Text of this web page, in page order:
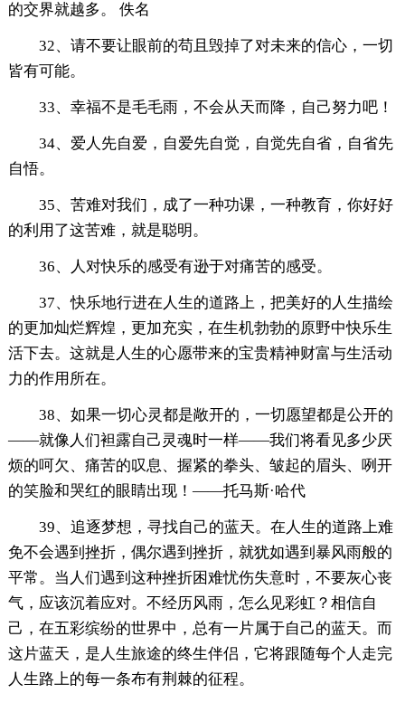
的交界就越多。 佚名
32、请不要让眼前的苟且毁掉了对未来的信心，一切
皆有可能。
33、幸福不是毛毛雨，不会从天而降，自己努力吧！
34、爱人先自爱，自爱先自觉，自觉先自省，自省先
自悟。
35、苦难对我们，成了一种功课，一种教育，你好好
的利用了这苦难，就是聪明。
36、人对快乐的感受有逊于对痛苦的感受。
37、快乐地行进在人生的道路上，把美好的人生描绘
的更加灿烂辉煌，更加充实，在生机勃勃的原野中快乐生
活下去。这就是人生的心愿带来的宝贵精神财富与生活动
力的作用所在。
38、如果一切心灵都是敞开的，一切愿望都是公开的
——就像人们袒露自己灵魂时一样——我们将看见多少厌
烦的呵欠、痛苦的叹息、握紧的拳头、皱起的眉头、咧开
的笑脸和哭红的眼睛出现！——托马斯·哈代
39、追逐梦想，寻找自己的蓝天。在人生的道路上难
免不会遇到挫折，偶尔遇到挫折，就犹如遇到暴风雨般的
平常。当人们遇到这种挫折困难忧伤失意时，不要灰心丧
气，应该沉着应对。不经历风雨，怎么见彩虹？相信自
己，在五彩缤纷的世界中，总有一片属于自己的蓝天。而
这片蓝天，是人生旅途的终生伴侣，它将跟随每个人走完
人生路上的每一条布有荆棘的征程。